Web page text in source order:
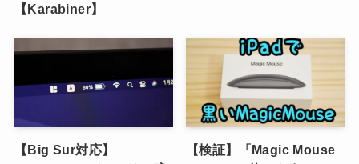
【Karabiner】
【Big Sur対応】
【検証】「Magic Mouse